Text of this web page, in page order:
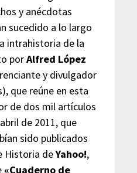
y anécdotas
sucedido a lo largo
intrahistoria de la
porAlfred López
y divulgador
que reúne en esta
de dos mil artículos
de 2011, que
sido publicados
Historia deYahoo!,
«Cuaderno de